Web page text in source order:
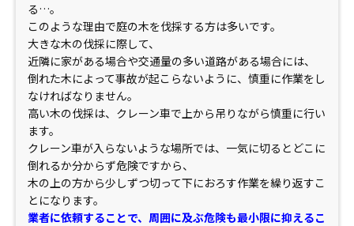
る…。
このような理由で庭の木を伐採する方は多いです。
大きな木の伐採に際して、
近隣に家がある場合や交通量の多い道路がある場合には、
倒れた木によって事故が起こらないように、慎重に作業をし
なければなりません。
高い木の伐採は、クレーン車で上から吊りながら慎重に行い
ます。
クレーン車が入らないような場所では、一気に切るとどこに
倒れるか分からず危険ですから、
木の上の方から少しずつ切って下におろす作業を繰り返すこ
とになります。
業者に依頼することで、周囲に及ぶ危険も最小限に抑えるこ